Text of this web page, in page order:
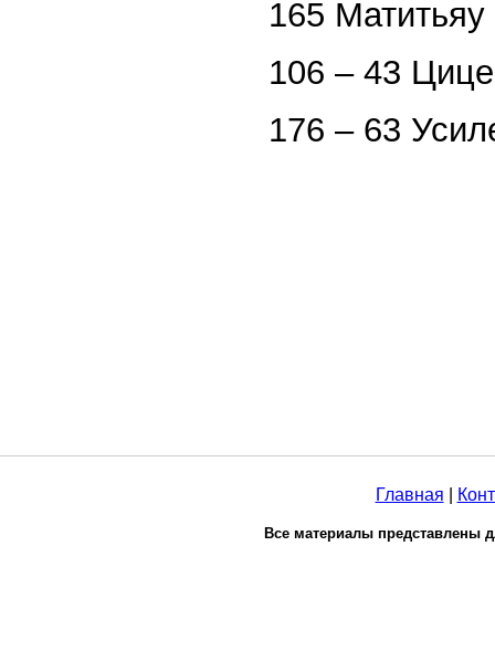
165
106 – 43
176 – 63
Главная
Все материалы представлены